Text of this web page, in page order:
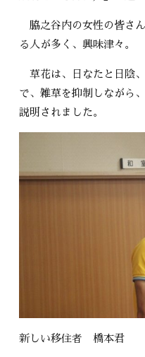
脇之谷内の女性の皆さ
る人が多く、興味津々。
草花は、日なたと日陰
で、雑草を抑制しながら
説明されました。
新しい移住者 橋本君